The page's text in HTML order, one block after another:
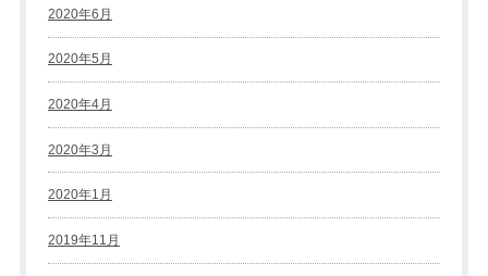
2020年6月
2020年5月
2020年4月
2020年3月
2020年1月
2019年11月